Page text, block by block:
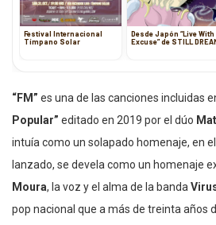
Festival Internacional
Tímpano Solar
Desde Japón “Live With
Excuse” de STILL
“FM” es una de las canciones incluidas
Popular” editado en 2019 por el dúo
intuía como un solapado homenaje, en
lanzado, se devela como un homenaje
Moura, la voz y el alma de la banda
pop nacional que a más de treinta años